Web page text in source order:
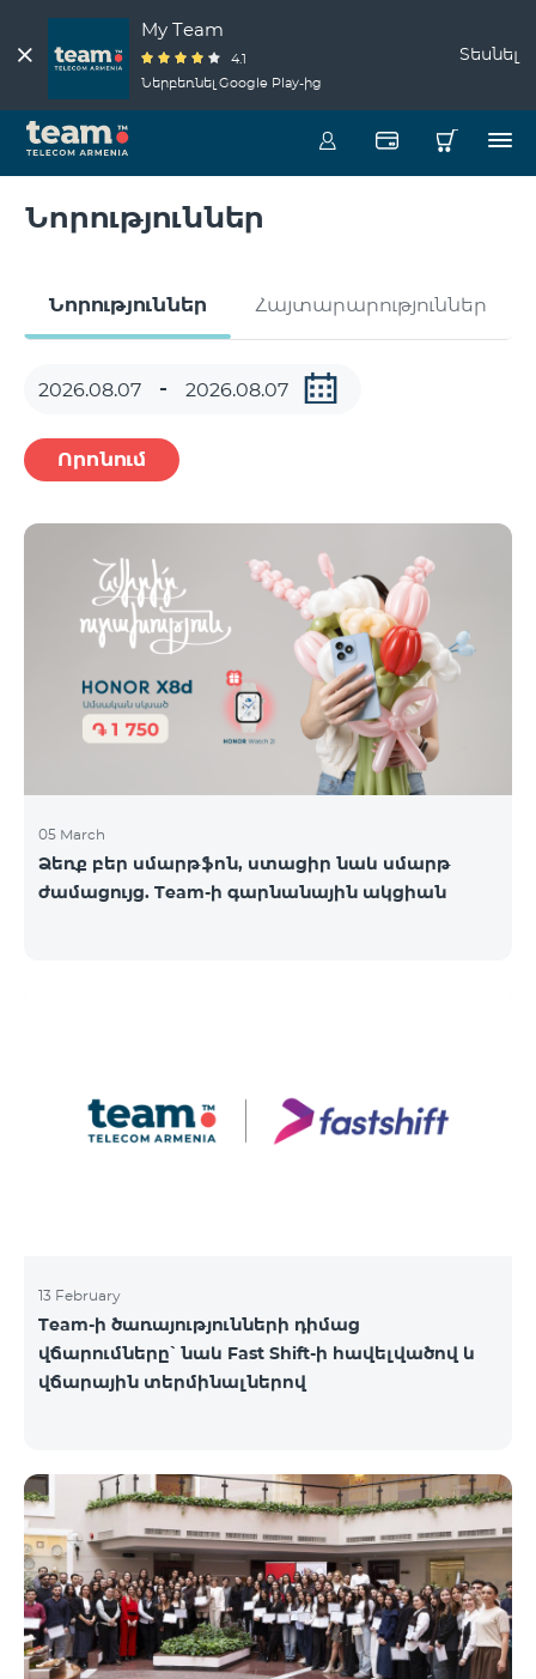
My Team
4.1
Ներբեռնել Google Play-ից
Տեսնել
Նորություններ
Նորություններ Հայտարարություններ
Որոնում
05 March
Ձեռք բեր սմարթֆոն, ստացիր նաև սմարթ
ժամացույց. Team-ի գարնանային ակցիան
13 February
Team-ի ծառայությունների դիմաց
վճարումները՝ նաև Fast Shift-ի հավելվածով և
վճարային տերմինալներով